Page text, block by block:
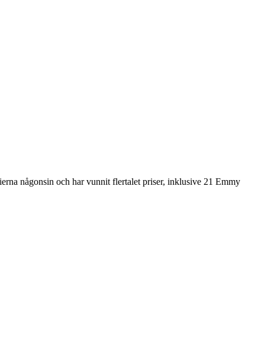
någonsin och har vunnit flertalet priser, inklusive 21 Emmy